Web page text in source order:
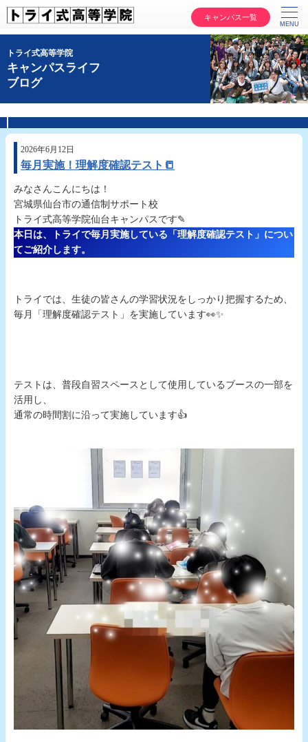
キャンパス一覧
トライ式高等学院
キャンパスライフ
ブログ
2026年6月12日
毎月実施！理解度確認テスト📒
みなさんこんにちは！
宮城県仙台市の通信制サポート校
トライ式高等学院仙台キャンパスです✎
本日は、トライで毎月実施している「理解度確認テスト」につい
てご紹介します。
トライでは、生徒の皆さんの学習状況をしっかり把握するため、
毎月「理解度確認テスト」を実施しています👀✨
テストは、普段自習スペースとして使用しているブースの一部を
活用し、
通常の時間割に沿って実施しています👍